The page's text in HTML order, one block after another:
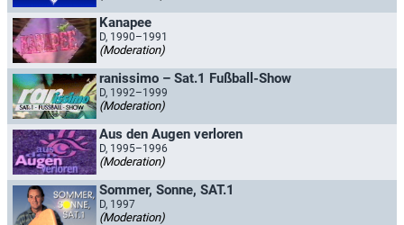
Kanapee
D, 1990–1991
(Moderation)
ranissimo – Sat.1 Fußball-Show
D, 1992–1999
(Moderation)
Aus den Augen verloren
D, 1995–1996
(Moderation)
Sommer, Sonne, SAT.1
D, 1997
(Moderation)